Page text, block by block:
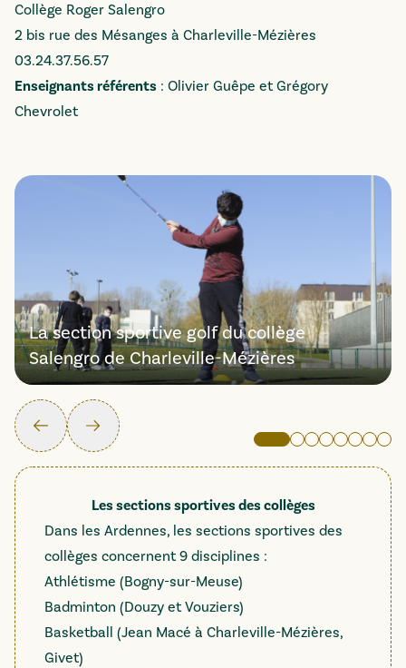
Collège Roger Salengro
2 bis rue des Mésanges à Charleville-Mézières
03.24.37.56.57
Enseignants référents : Olivier Guêpe et Grégory
Chevrolet
La section sportive golf du collège
Salengro de Charleville-Mézières
PrécédentSuivant Image active
Aller à l'image 2
Aller à l'image
Aller à
Aller à
Aller à
Aller
Les sections sportives des collèges
Dans les Ardennes, les sections sportives des
collèges concernent 9 disciplines :
Athlétisme (Bogny-sur-Meuse)
Badminton (Douzy et Vouziers)
Basketball (Jean Macé à Charleville-Mézières,
Givet)